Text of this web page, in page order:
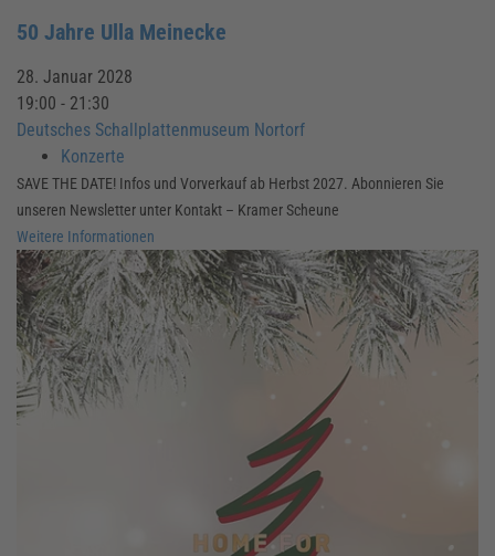
50 Jahre Ulla Meinecke
28. Januar 2028
19:00 - 21:30
Deutsches Schallplattenmuseum Nortorf
Konzerte
SAVE THE DATE! Infos und Vorverkauf ab Herbst 2027. Abonnieren Sie
unseren Newsletter unter Kontakt – Kramer Scheune
Weitere Informationen